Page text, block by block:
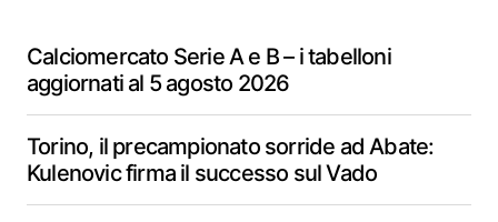
Calciomercato Serie A e B – i tabelloni
aggiornati al 5 agosto 2026
Torino, il precampionato sorride ad Abate:
Kulenovic firma il successo sul Vado